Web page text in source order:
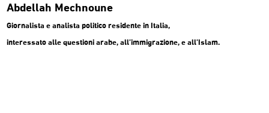
Abdellah Mechnoune
Giornalista e analista politico residente in Italia,
interessato alle questioni arabe, all’immigrazione, e all’Islam.